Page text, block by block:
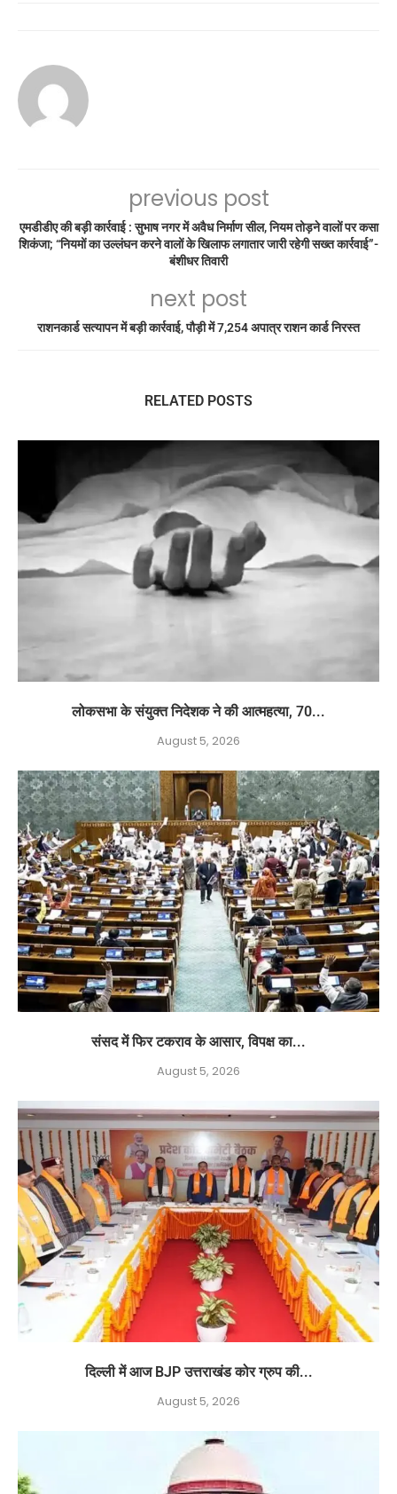
previous post
एमडीडीए की बड़ी कार्रवाई : सुभाष नगर में अवैध निर्माण सील, नियम तोड़ने वालों पर कसा
शिकंजा; “नियमों का उल्लंघन करने वालों के खिलाफ लगातार जारी रहेगी सख्त कार्रवाई”-
बंशीधर तिवारी
next post
राशनकार्ड सत्यापन में बड़ी कार्रवाई, पौड़ी में 7,254 अपात्र राशन कार्ड निरस्त
RELATED POSTS
लोकसभा के संयुक्त निदेशक ने की आत्महत्या, 70...
August 5, 2026
संसद में फिर टकराव के आसार, विपक्ष का...
August 5, 2026
दिल्ली में आज BJP उत्तराखंड कोर ग्रुप की...
August 5, 2026